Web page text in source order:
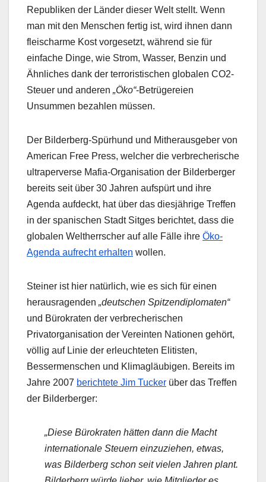
Republiken der Länder dieser Welt stellt. Wenn
man mit den Menschen fertig ist, wird ihnen dann
fleischarme Kost vorgesetzt, während sie für
einfache Dinge, wie Strom, Wasser, Benzin und
Ähnliches dank der terroristischen globalen CO2-
Steuer und anderen „Öko“-Betrügereien
Unsummen bezahlen müssen.
Der Bilderberg-Spürhund und Mitherausgeber von
American Free Press, welcher die verbrecherische
ultraperverse Mafia-Organisation der Bilderberger
bereits seit über 30 Jahren aufspürt und ihre
Agenda aufdeckt, hat über das diesjährige Treffen
in der spanischen Stadt Sitges berichtet, dass die
globalen Weltherrscher auf alle Fälle ihre Öko-
Agenda aufrecht erhalten wollen.
Steiner ist hier natürlich, wie es sich für einen
herausragenden „deutschen Spitzendiplomaten“
und Bürokraten der verbrecherischen
Privatorganisation der Vereinten Nationen gehört,
völlig auf Linie der erleuchteten Elitisten,
Bessermenschen und Klimagläubigen. Bereits im
Jahre 2007 berichtete Jim Tucker über das Treffen
der Bilderberger:
„Diese Bürokraten hätten dann die Macht
internationale Steuern einzuziehen, etwas,
was Bilderberg schon seit vielen Jahren plant.